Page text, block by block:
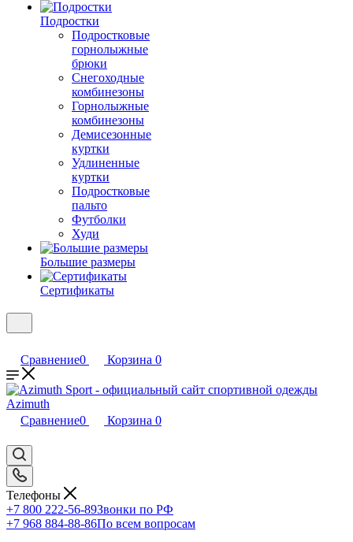
Подростки
Подростковые
горнолыжные
брюки
Снегоходные
комбинезоны
Горнолыжные
комбинезоны
Демисезонные
куртки
Удлиненные
куртки
Подростковые
пальто
Футболки
Худи
Большие размеры
Сертификаты
Сравнение0 Корзина 0
Сравнение0 Корзина 0
Телефоны
+7 800 222-56-89Звонки по РФ
+7 968 884-88-86По всем вопросам